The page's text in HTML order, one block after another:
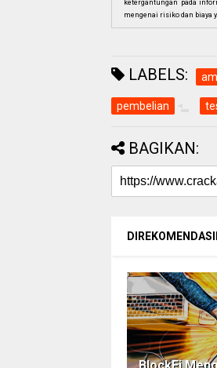
ketergantungan pada
mengenai risiko dan biaya
LABELS:
pembelian
BAGIKAN:
BlockFi